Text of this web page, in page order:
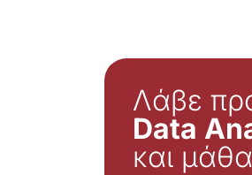
Λάβε
Data
και